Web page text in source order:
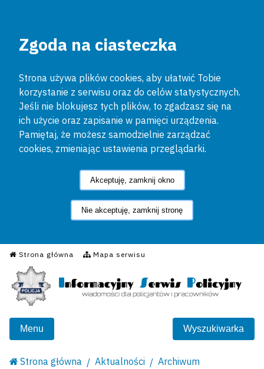
Zgoda na ciasteczka
Strona używa plików cookies, aby ułatwić Tobie
korzystanie z serwisu oraz do celów statystycznych.
Jeśli nie blokujesz tych plików, to zgadzasz się na
ich użycie oraz zapisanie w pamięci urządzenia.
Pamiętaj, że możesz samodzielnie zarządzać
cookies, zmieniając ustawienia przeglądarki.
Akceptuję, zamknij okno
Nie akceptuję, zamknij stronę
Strona główna Mapa serwisu
Informacyjny Serwis
Menu Wyszukiwarka
Strona główna Aktualności Archiwum